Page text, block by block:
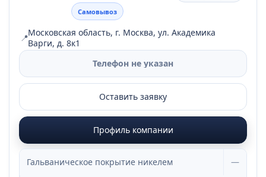
Самовывоз
📍Московская область, г. Москва, ул. Академика
Варги, д. 8к1
Телефон не указан
Оставить заявку
Профиль компании
Гальваническое покрытие никелем —